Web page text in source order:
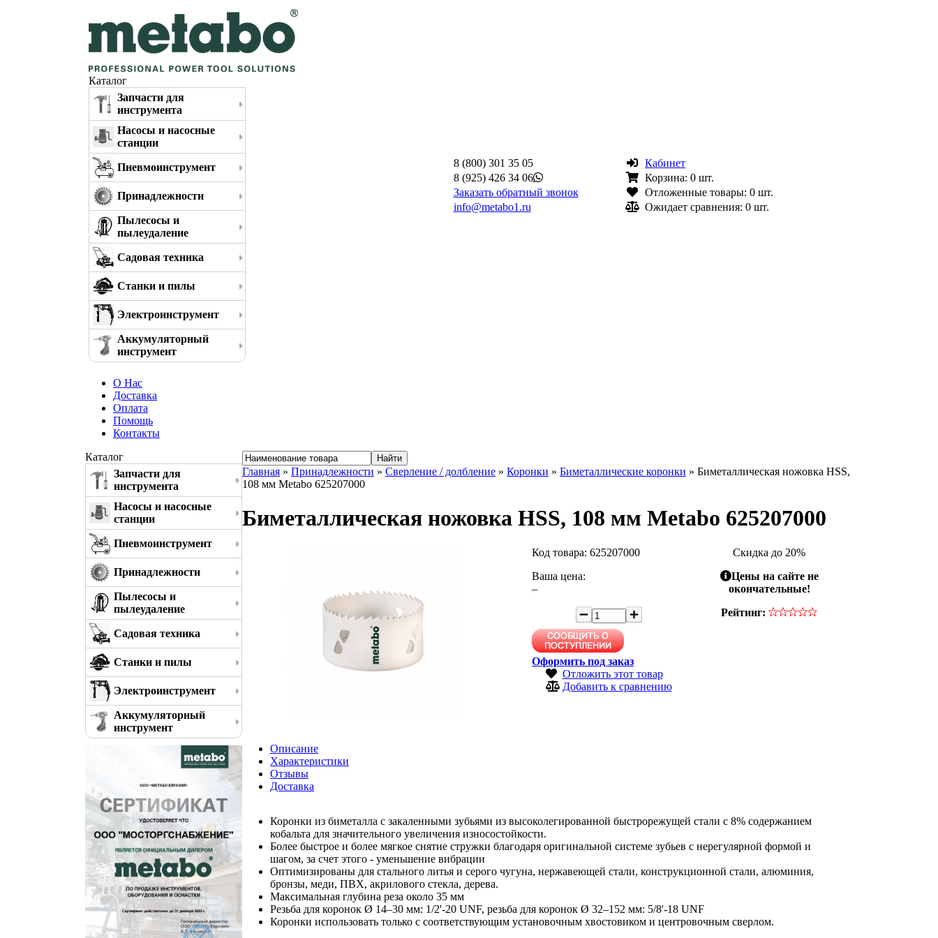
Каталог
Запчасти для
инструмента
Насосы и насосные
станции
Пневмоинструмент
Принадлежности
Пылесосы и
пылеудаление
Садовая техника
Станки и пилы
Электроинструмент
Аккумуляторный
инструмент
8 (800) 301 35 05
8 (925) 426 34 06
Заказать обратный звонок
info@metabo1.ru
Кабинет
Корзина: 0 шт.
Отложенные товары: 0 шт.
Ожидает сравнения: 0 шт.
О Нас
Доставка
Оплата
Помощь
Контакты
Каталог
Запчасти для
инструмента
Насосы и насосные
станции
Пневмоинструмент
Принадлежности
Пылесосы и
пылеудаление
Садовая техника
Станки и пилы
Электроинструмент
Аккумуляторный
инструмент
Главная » Принадлежности » Сверление / долбление » Коронки » Биметаллические коронки » Биметаллическая ножовка HSS,
108 мм Metabo 625207000
Биметаллическая ножовка HSS, 108 мм Metabo 625207000
Код товара: 625207000
Ваша цена:
–
Оформить под заказ
Отложить этот товар
Добавить к сравнению
Скидка до 20%
Цены на сайте не
окончательные!
Рейтинг:
Описание
Характеристики
Отзывы
Доставка
Коронки из биметалла с закаленными зубьями из высоколегированной быстрорежущей стали с 8% содержанием
кобальта для значительного увеличения износостойкости.
Более быстрое и более мягкое снятие стружки благодаря оригинальной системе зубьев с нерегулярной формой и
шагом, за счет этого - уменьшение вибрации
Оптимизированы для стального литья и серого чугуна, нержавеющей стали, конструкционной стали, алюминия,
бронзы, меди, ПВХ, акрилового стекла, дерева.
Максимальная глубина реза около 35 мм
Резьба для коронок Ø 14–30 мм: 1/2'-20 UNF, резьба для коронок Ø 32–152 мм: 5/8'-18 UNF
Коронки использовать только с соответствующим установочным хвостовиком и центровочным сверлом.